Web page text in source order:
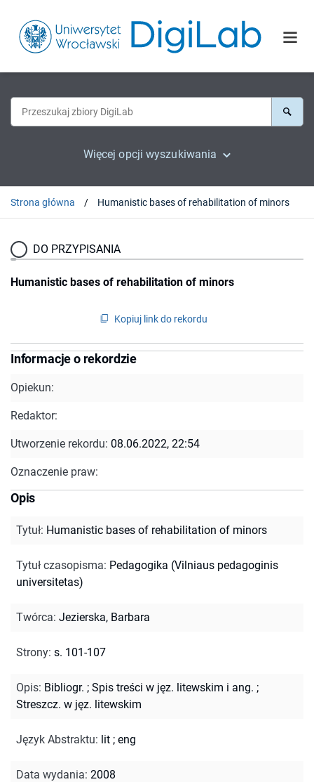
Więcej opcji wyszukiwania
Strona główna Humanistic bases of rehabilitation of minors
DO PRZYPISANIA
Humanistic bases of rehabilitation of minors
Kopiuj link do rekordu
Informacje o rekordzie
Opiekun:
Redaktor:
Utworzenie rekordu: 08.06.2022, 22:54
Oznaczenie praw:
Opis
Tytuł: Humanistic bases of rehabilitation of minors
Tytuł czasopisma: Pedagogika (Vilniaus pedagoginis
universitetas)
Twórca: Jezierska, Barbara
Strony: s. 101-107
Opis: Bibliogr. ; Spis treści w jęz. litewskim i ang. ;
Streszcz. w jęz. litewskim
Język Abstraktu: lit ; eng
Data wydania: 2008